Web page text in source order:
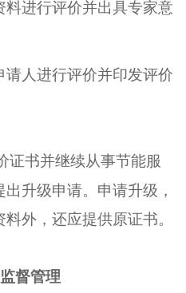
料进行评价并出具专家意
请人进行评价并印发评价
证书并继续从事节能服
出升级申请。 申请升级 ，
料外 ， 还应提供原证书。
督管理